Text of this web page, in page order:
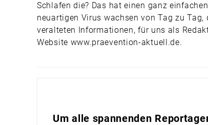
Schlafen die? Das hat einen ganz
neuartigen Virus wachsen von Tag zu
veralteten Informationen, für uns als
Website www.praevention-aktuell.de.
Um alle spannenden